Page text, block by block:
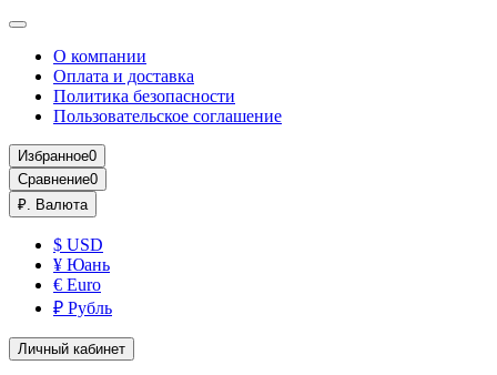
О компании
Оплата и доставка
Политика безопасности
Пользовательское соглашение
Избранное0
Сравнение0
₽. Валюта
$ USD
¥ Юань
€ Euro
₽ Рубль
Личный кабинет